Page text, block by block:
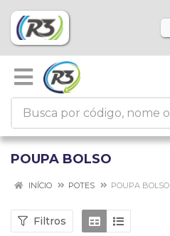
POUPA BOLSO
INÍCIO POTES POUPA BOLSO
Filtros